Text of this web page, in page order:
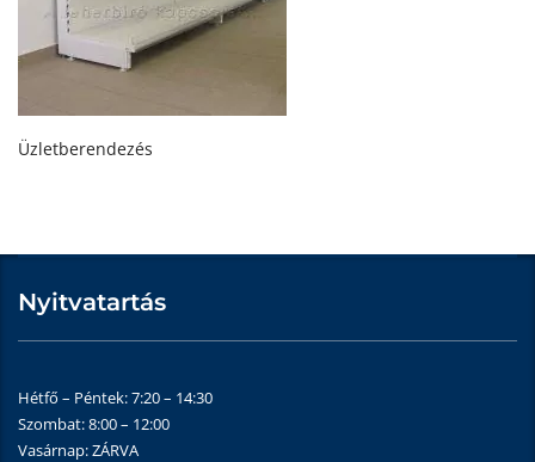
Üzletberendezés
Nyitvatartás
Hétfő – Péntek: 7:20 – 14:30
Szombat: 8:00 – 12:00
Vasárnap: ZÁRVA